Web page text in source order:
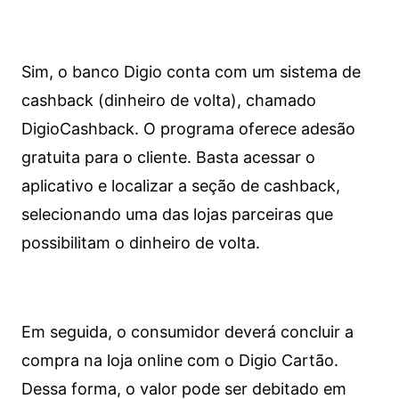
Sim, o banco Digio conta com um sistema de
cashback (dinheiro de volta), chamado
DigioCashback. O programa oferece adesão
gratuita para o cliente. Basta acessar o
aplicativo e localizar a seção de cashback,
selecionando uma das lojas parceiras que
possibilitam o dinheiro de volta.
Em seguida, o consumidor deverá concluir a
compra na loja online com o Digio Cartão.
Dessa forma, o valor pode ser debitado em